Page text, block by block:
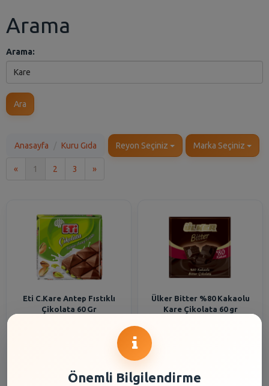
Arama
Arama:
Ara
Anasayfa Kuru Gıda Reyon Seçiniz Marka Seçiniz
« 1 2 3 »Son
Eti C.Kare Antep Fıstıklı
Çikolata 60 Gr
Ülker Bitter %80 Kakaolu
Kare Çikolata 60 gr
Önemli Bilgilendirme